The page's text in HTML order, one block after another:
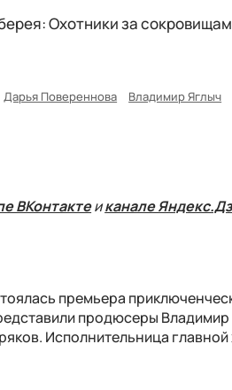
Охотники за
Дарья Повереннова Владимир Яглыч
ВКонтактеиканале
премьера
продюсеры
Исполнительница